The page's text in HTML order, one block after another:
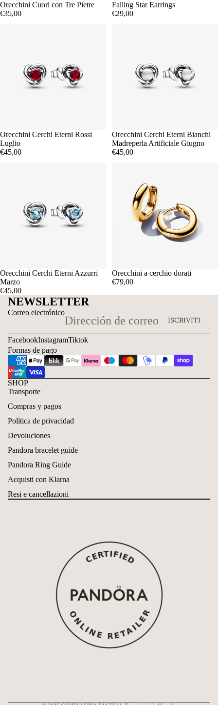
Orecchini Cuori con Tre Pietre
€35,00
Falling Star Earrings
€29,00
Orecchini Cerchi Eterni Rossi
Luglio
€45,00
Orecchini Cerchi Eterni Bianchi
Madreperla Artificiale Giugno
€45,00
Orecchini Cerchi Eterni Azzurri
Marzo
€45,00
Orecchini a cerchio dorati
€79,00
NEWSLETTER
Correo electrónico
ISCRIVITI
FacebookInstagramTiktok
Formas de pago
SHOP
Transporte
Compras y pagos
Política de privacidad
Devoluciones
Pandora bracelet guide
Pandora Ring Guide
Acquisti con Klarna
Resi e cancellazioni
Política de reembolso